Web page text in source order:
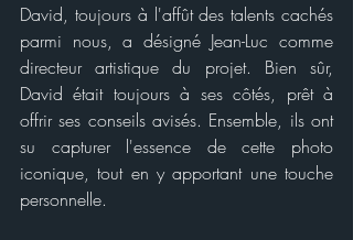
David, toujours à l'affût des talents cachés
parmi nous, a désigné Jean-Luc comme
directeur artistique du projet. Bien sûr,
David était toujours à ses côtés, prêt à
offrir ses conseils avisés. Ensemble, ils ont
su capturer l'essence de cette photo
iconique, tout en y apportant une touche
personnelle.